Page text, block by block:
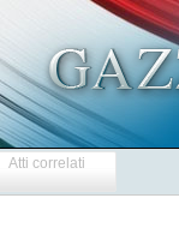
Atti correlati